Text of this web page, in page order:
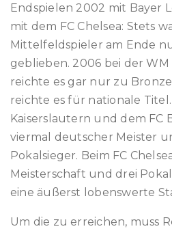
Endspielen 2002 mit Bayer
mit dem FC Chelsea: Stets
Mittelfeldspieler am Ende
geblieben. 2006 bei der WM
reichte es gar nur zu
reichte es für nationale Titel.
Kaiserslautern und dem FC
viermal deutscher Meister
Pokalsieger. Beim FC
Meisterschaft und drei
eine äußerst lobenswerte
Um die zu erreichen, muss